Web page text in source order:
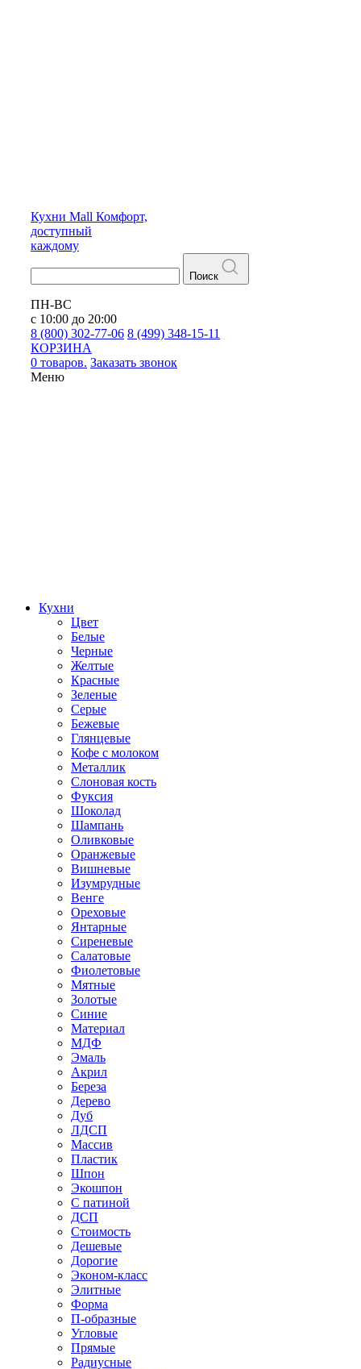
Кухни Mall Комфорт,
доступный
каждому
Поиск
ПН-ВС
с 10:00 до 20:00
8 (800) 302-77-06 8 (499) 348-15-11
КОРЗИНА
0 товаров. Заказать звонок
Меню
Кухни
Цвет
Белые
Черные
Желтые
Красные
Зеленые
Серые
Бежевые
Глянцевые
Кофе с молоком
Металлик
Слоновая кость
Фуксия
Шоколад
Шампань
Оливковые
Оранжевые
Вишневые
Изумрудные
Венге
Ореховые
Янтарные
Сиреневые
Салатовые
Фиолетовые
Мятные
Золотые
Синие
Материал
МДФ
Эмаль
Акрил
Береза
Дерево
Дуб
ЛДСП
Массив
Пластик
Шпон
Экошпон
С патиной
ДСП
Стоимость
Дешевые
Дорогие
Эконом-класс
Элитные
Форма
П-образные
Угловые
Прямые
Радиусные